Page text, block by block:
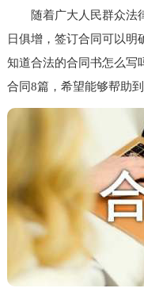
随着广大人民群众法律
日俱增，签订合同可以明
知道合法的合同书怎么写
合同8篇，希望能够帮助到